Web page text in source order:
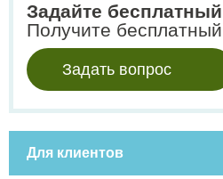
Задайте
Получите
Задать вопрос
Для клиентов